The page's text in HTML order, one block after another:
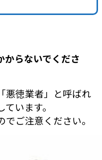
からないでくださ
悪徳業者」と呼ばれ
います。
ご注意ください。